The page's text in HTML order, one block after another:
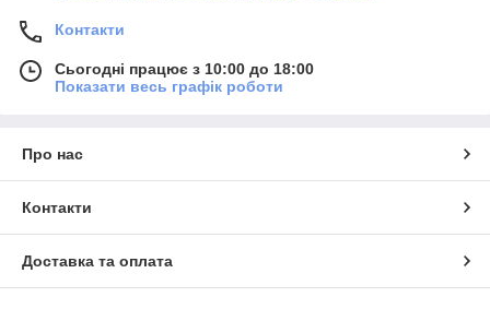
Контакти
Сьогодні працює з 10:00 до 18:00
Показати весь графік роботи
Про нас
Контакти
Доставка та оплата